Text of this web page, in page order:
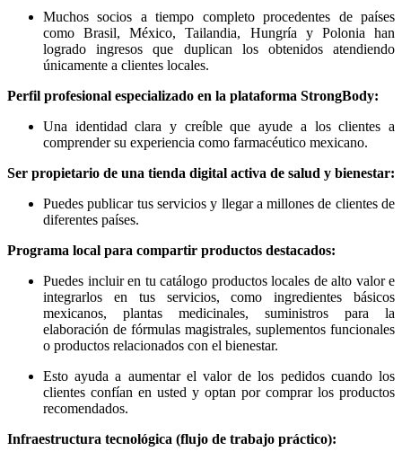
Muchos socios a tiempo completo procedentes de países
como Brasil, México, Tailandia, Hungría y Polonia han
logrado ingresos que duplican los obtenidos atendiendo
únicamente a clientes locales.
Perfil profesional especializado en la plataforma StrongBody:
Una identidad clara y creíble que ayude a los clientes a
comprender su experiencia como farmacéutico mexicano.
Ser propietario de una tienda digital activa de salud y bienestar:
Puedes publicar tus servicios y llegar a millones de clientes de
diferentes países.
Programa local para compartir productos destacados:
Puedes incluir en tu catálogo productos locales de alto valor e
integrarlos en tus servicios, como ingredientes básicos
mexicanos, plantas medicinales, suministros para la
elaboración de fórmulas magistrales, suplementos funcionales
o productos relacionados con el bienestar.
Esto ayuda a aumentar el valor de los pedidos cuando los
clientes confían en usted y optan por comprar los productos
recomendados.
Infraestructura tecnológica (flujo de trabajo práctico):